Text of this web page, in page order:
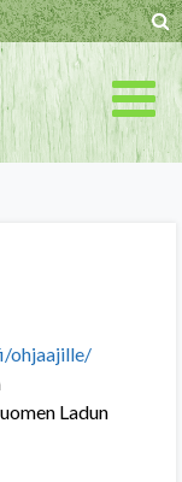
ohjaajille/
Ladun